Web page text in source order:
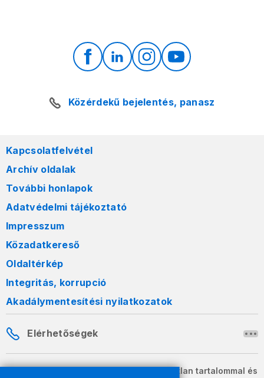
Közérdekű bejelentés, panasz
Kapcsolatfelvétel
Archív oldalak
További honlapok
Adatvédelmi tájékoztató
Impresszum
Közadatkereső
Oldaltérkép
Integritás, korrupció
Akadálymentesítési nyilatkozatok
Elérhetőségek
A honlapon szereplő információk változatlan tartalommal és